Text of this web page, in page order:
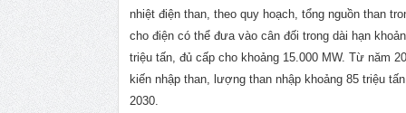
nhiệt điện than, theo quy hoạch, tổng nguồn than
cho điện có thể đưa vào cân đối trong dài hạn
triệu tấn, đủ cấp cho khoảng 15.000 MW. Từ năm
kiến nhập than, lượng than nhập khoảng 85 triệu
2030.